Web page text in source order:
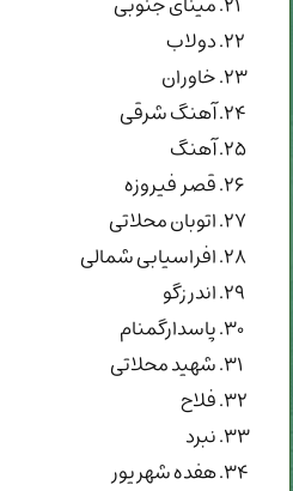
دولاب
خاوران
آهنگ شرقی
آهنگ
قصر فیروزه
اتوبان محلاتی
افراسیابی شمالی
اندرزگو
پاسدارگمنام
شهید محلاتی
فلاح
نبرد
هفده شهریور